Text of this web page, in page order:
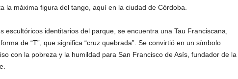
la máxima figura del tango, aquí en la ciudad de Córdoba.
escultóricos identitarios del parque, se encuentra una Tau Franciscana,
de “T”, que significa “cruz quebrada”. Se convirtió en un símbolo
con la pobreza y la humildad para San Francisco de Asís, fundador de la